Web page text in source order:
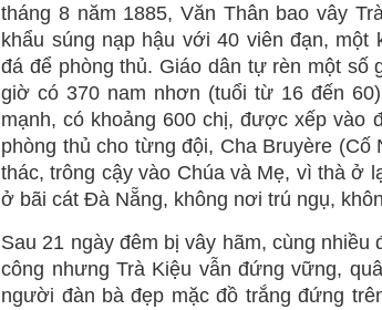
tháng 8 năm 1885, Văn Thân bao vây
khẩu súng nạp hậu với 40 viên đạn, một
đá để phòng thủ. Giáo dân tự rèn một số
giờ có 370 nam nhơn (tuổi từ 16 đến
mạnh, có khoảng 600 chị, được xếp vào
phòng thủ cho từng đội, Cha Bruyère
thác, trông cậy vào Chúa và Mẹ, vì thà ở
ở bãi cát Đà Nẵng, không nơi trú ngụ,
Sau 21 ngày đêm bị vây hãm, cùng
công nhưng Trà Kiệu vẫn đứng vững,
người đàn bà đẹp mặc đồ trắng đứng